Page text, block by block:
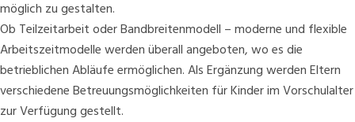
möglich zu gestalten.
Ob Teilzeitarbeit oder Bandbreitenmodell – moderne und flexible
Arbeitszeitmodelle werden überall angeboten, wo es die
betrieblichen Abläufe ermöglichen. Als Ergänzung werden Eltern
verschiedene Betreuungsmöglichkeiten für Kinder im Vorschulalter
zur Verfügung gestellt.